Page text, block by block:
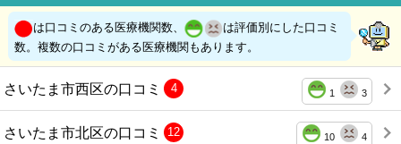
は口コミのある医療機関数、
は評価別にした口コミ
数。複数の口コミがある医療機関もあります。
さいたま市西区の口コミ 1 3
4
さいたま市北区の口コミ 10 4
12